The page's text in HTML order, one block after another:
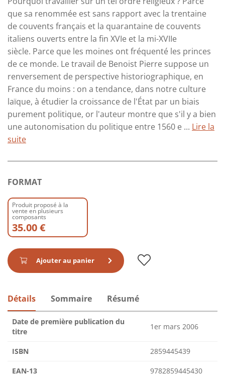
que sa renommée est sans rapport avec la trentaine
de couvents français et la quarantaine de couvents
italiens ouverts entre la fin XVIe et la mi-XVIIe
siècle. Parce que les moines ont fréquenté les princes
de ce monde. Le travail de Benoist Pierre suppose un
renversement de perspective historiographique, en
France du moins : on a tendance, dans notre culture
laïque, à étudier la croissance de l'État par un biais
purement politique, or l'auteur montre que s'il y a bien
une autonomisation du politique entre 1560 e ... Lire la
suite
FORMAT
Produit proposé à la
vente en plusieurs
composants
35.00 €
Ajouter au panier
Détails Sommaire Résumé
Date de première publication du
titre
1er mars 2006
ISBN 2859445439
EAN-13 9782859445430